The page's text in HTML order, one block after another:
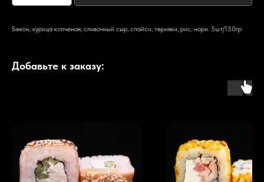
Бекон, курица копченая, сливочный сыр, спайси, терияки, рис, нори. 5шт/150гр
Добавьте к заказу: